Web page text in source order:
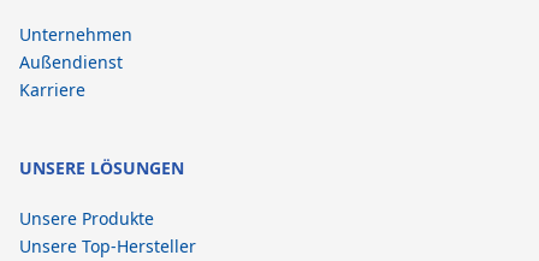
Unternehmen
Außendienst
Karriere
UNSERE LÖSUNGEN
Unsere Produkte
Unsere Top-Hersteller